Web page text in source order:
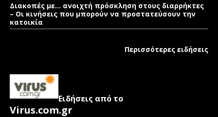
Διακοπές με… ανοιχτή πρόσκληση στους διαρρήκτες
– Οι κινήσεις που μπορούν να προστατεύσουν την
κατοικία
Περισσότερες ειδήσεις
Ειδήσεις από το
Virus.com.gr